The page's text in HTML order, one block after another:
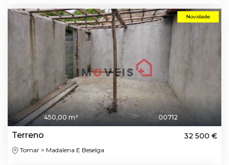
Novidade
450,00 m² 00712
Terreno 32 500 €
Tomar > Madalena E Beselga